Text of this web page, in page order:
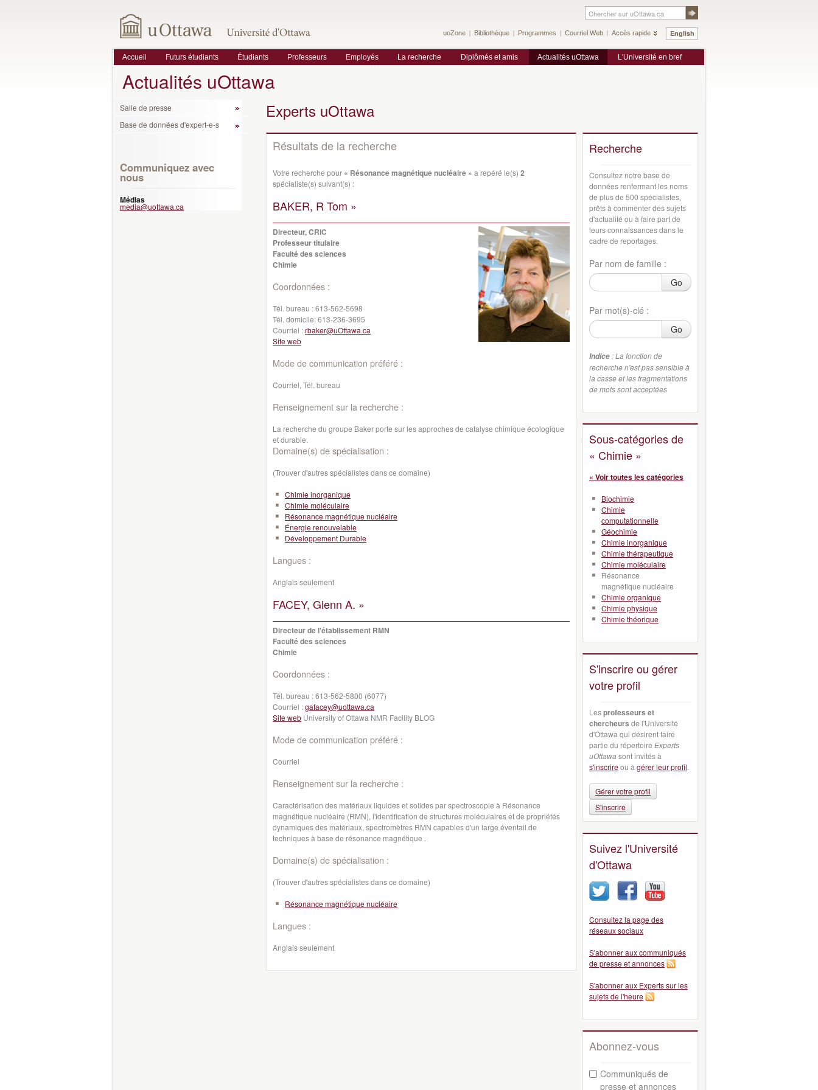
English
uoZone Bibliothèque Programmes Courriel Web Accès rapide
Accueil Futurs étudiants Étudiants Professeurs Employés La recherche Diplômés et amis Actualités uOttawa L'Université en bref
Actualités uOttawa
Salle de presse
Base de données d'expert-e-s
Communiquez avec
nous
Médias
media@uottawa.ca
Experts uOttawa
Résultats de la recherche
Votre recherche pour « Résonance magnétique nucléaire » a repéré le(s) 2
spécialiste(s) suivant(s) :
BAKER, R Tom »
Directeur, CRIC
Professeur titulaire
Faculté des sciences
Chimie
Coordonnées :
Tél. bureau :613-562-5698
Tél. domicile:613-236-3695
Courriel :rbaker@uOttawa.ca
Site web
Mode de communication préféré :
Courriel, Tél. bureau
Renseignement sur la recherche :
La recherche du groupe Baker porte sur les approches de catalyse chimique écologique
et durable.
Domaine(s) de spécialisation :
(Trouver d'autres spécialistes dans ce domaine)
Chimie inorganique
Chimie moléculaire
Résonance magnétique nucléaire
Énergie renouvelable
Développement Durable
Langues :
Anglais seulement
FACEY, Glenn A. »
Directeur de l'établissement RMN
Faculté des sciences
Chimie
Coordonnées :
Tél. bureau :613-562-5800 (6077)
Courriel :gafacey@uottawa.ca
Site web University of Ottawa NMR Facility BLOG
Mode de communication préféré :
Courriel
Renseignement sur la recherche :
Caractérisation des matériaux liquides et solides par spectroscopie à Résonance
magnétique nucléaire (RMN), l'identification de structures moléculaires et de propriétés
dynamiques des matériaux, spectromètres RMN capables d'un large éventail de
techniques à base de résonance magnétique .
Domaine(s) de spécialisation :
(Trouver d'autres spécialistes dans ce domaine)
Résonance magnétique nucléaire
Langues :
Anglais seulement
Recherche
Consultez notre base de
données renfermant les noms
de plus de 500 spécialistes,
prêts à commenter des sujets
d'actualité ou à faire part de
leurs connaissances dans le
cadre de reportages.
Par nom de famille :
Go
Par mot(s)-clé :
Go
Indice : La fonction de
recherche n'est pas sensible à
la casse et les fragmentations
de mots sont acceptées
Sous-catégories de
« Chimie »
« Voir toutes les catégories
Biochimie
Chimie
computationnelle
Géochimie
Chimie inorganique
Chimie thérapeutique
Chimie moléculaire
Résonance
magnétique nucléaire
Chimie organique
Chimie physique
Chimie théorique
S'inscrire ou gérer
votre profil
Lesprofesseurs et
chercheurs de l'Université
d'Ottawa qui désirent faire
partie du répertoire Experts
uOttawa sont invités à
s'inscrireou à gérer leur profil.
Gérer votre profil
S'inscrire
Suivez l'Université
d'Ottawa
Consultez la page des
réseaux sociaux
S'abonner aux communiqués
de presse et annonces
S'abonner aux Experts sur les
sujets de l'heure
Abonnez-vous
Communiqués de
presse et annonces